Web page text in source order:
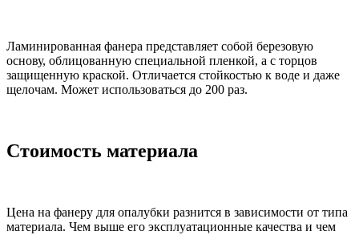
Ламинированная фанера представляет собой березовую
основу, облицованную специальной пленкой, а с торцов
защищенную краской. Отличается стойкостью к воде и даже
щелочам. Может использоваться до 200 раз.
Стоимость материала
Цена на фанеру для опалубки разнится в зависимости от типа
материала. Чем выше его эксплуатационные качества и чем